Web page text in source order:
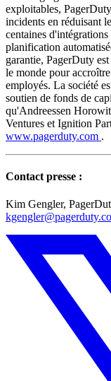
exploitables,
incidents en réduisant
centaines
planification
garantie, PagerDuty
le monde pour
employés. La société
soutien de fonds de
qu'Andreessen
Ventures et Ignition
www.pagerduty.com .
Contact presse :
Kim Gengler,